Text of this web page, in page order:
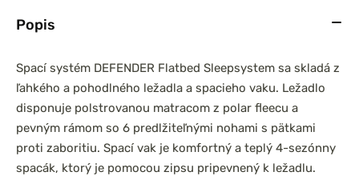
Popis
Spací systém DEFENDER Flatbed Sleepsystem sa skladá z
ľahkého a pohodlného ležadla a spacieho vaku. Ležadlo
disponuje polstrovanou matracom z polar fleecu a
pevným rámom so 6 predlžiteľnými nohami s pätkami
proti zaboritiu. Spací vak je komfortný a teplý 4-sezónny
spacák, ktorý je pomocou zipsu pripevnený k ležadlu.